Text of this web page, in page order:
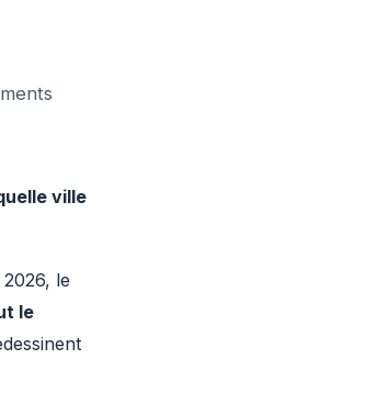
ville
le
le